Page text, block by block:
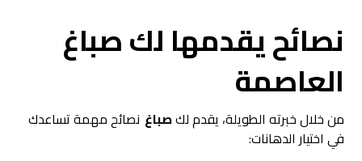
نصائح يقدمها لكصباغ
العاصمة
من خلال خبرته الطويلة، يقدم لكصباغ نصائح مهمة تساعدك
في اختيار الدهانات: